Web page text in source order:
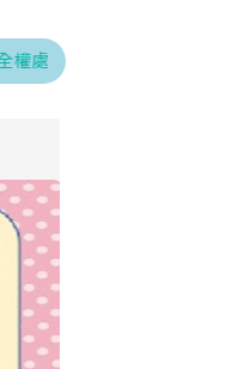
票、折讓與銷貨退回之相